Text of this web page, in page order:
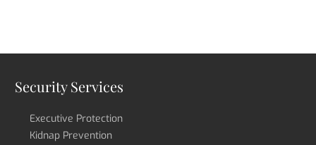
Security Services
Executive Protection
Kidnap Prevention